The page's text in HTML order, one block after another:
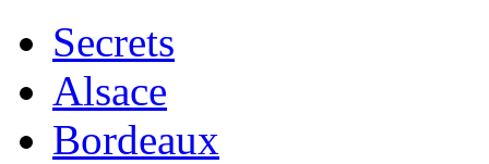
Secrets
Alsace
Bordeaux